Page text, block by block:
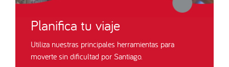
Planifica tu viaje
Utiliza nuestras principales herramientas para
moverte sin dificultad por Santiago.